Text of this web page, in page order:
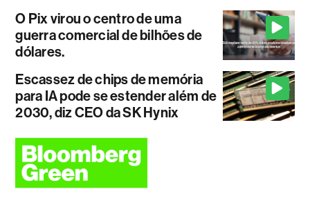
O Pix virou o centro de uma
guerra comercial de bilhões de
dólares.
Escassez de chips de memória
para IA pode se estender além de
2030, diz CEO da SK Hynix